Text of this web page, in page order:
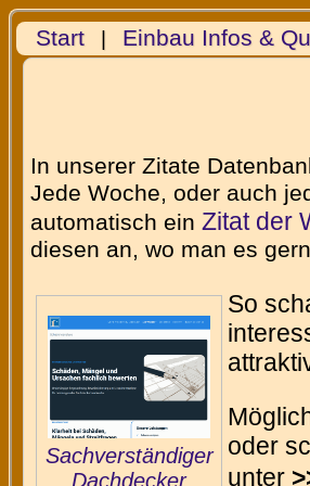
Start| Einbau Infos &
In unserer Zitate
Jede Woche, oder auch
automatisch einZitat der
diesen an, wo man es
Sachverständiger
Dachdecker
So
oder
unter